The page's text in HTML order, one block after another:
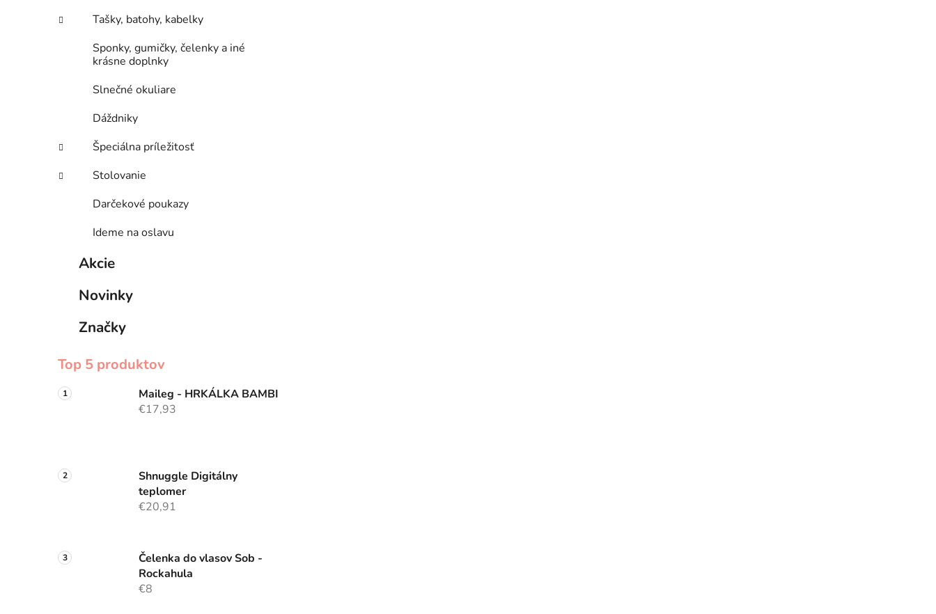
Tašky, batohy, kabelky
Sponky, gumičky, čelenky a iné
krásne doplnky
Slnečné okuliare
Dáždniky
Špeciálna príležitosť
Stolovanie
Darčekové poukazy
Ideme na oslavu
Akcie
Novinky
Značky
Top 5 produktov
Maileg - HRKÁLKA BAMBI
€17,93
Shnuggle Digitálny
teplomer
€20,91
Čelenka do vlasov Sob -
Rockahula
€8